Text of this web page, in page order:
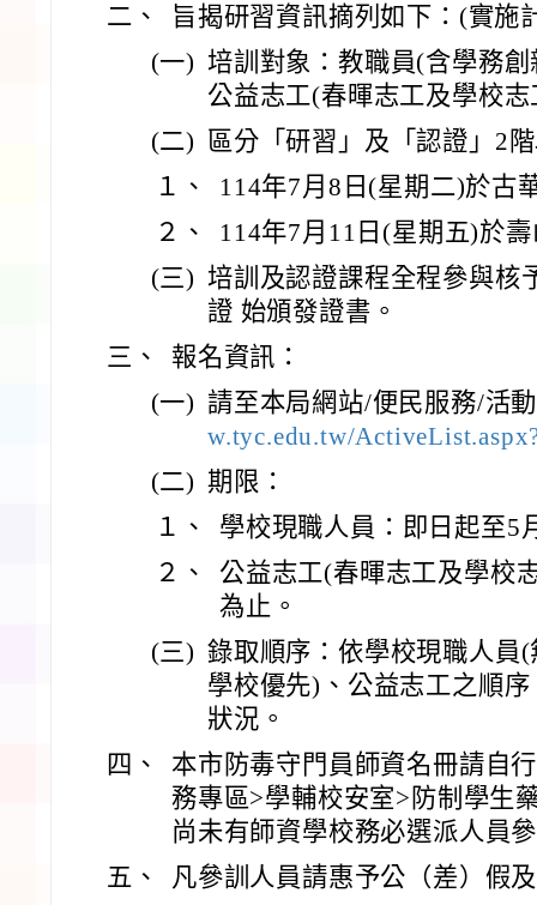
二、
旨揭研習資訊摘列如下：(實施
(一) 培訓對象：教職員(含學務
公益志工(春暉志工及學校
(二) 區分「研習」及「認證」2
１、
114年7月8日(星期二)於古
２、
114年7月11日(星期五)於
(三) 培訓及認證課程全程參與核
證 始頒發證書。
三、
報名資訊：
(一) 請至本局網站/便民服務/活
w.tyc.edu.tw/
(二) 期限：
１、
學校現職人員：即日起至5
２、
公益志工(春暉志工及學校
為止。
(三) 錄取順序：依學校現職人員
學校優先)、公益志工之順
狀況。
四、
本市防毒守門員師資名冊請自
務專區>學輔校安室>防制學生
尚未有師資學校務必選派人員
五、
凡參訓人員請惠予公（差）假